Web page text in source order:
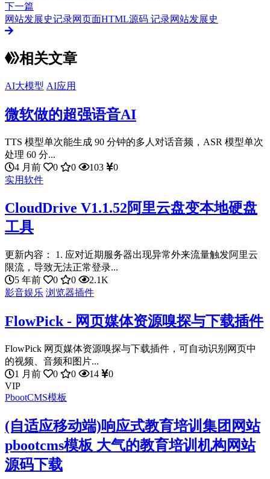
下一篇
网站发展史记录网页面HTML源码 记录网站发展史
相关文章
AI大模型 AI应用
微软做的超强语音AI
TTS 模型单次能生成 90 分钟的多人对话音频，ASR 模型单次
处理 60 分...
4 月前
0 0 103
0
实用软件
CloudDrive V1.1.52阿里云盘变本地硬盘
工具
更新内容： 1. 应对近期服务器出现异常外来流量触发阿里云
限流，导致无法正常登录...
5 年前
0 0
2.1K
影音娱乐 浏览器插件
FlowPick - 网页媒体资源嗅探与下载插件
FlowPick 网页媒体资源嗅探与下载插件，可自动识别网页中
的视频、音频和图片...
1 月前
0 0 14
0
VIP
PbootCMS模板
(自适应移动端)响应式教育培训集团网站
pbootcms模板 大气的教育培训机构网站
源码下载